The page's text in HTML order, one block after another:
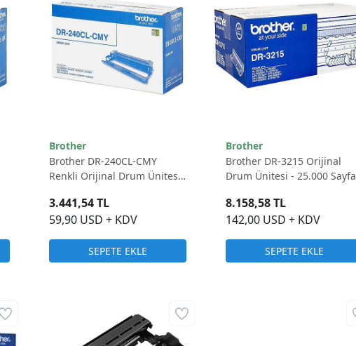
Brother
Brother DR-240CL-CMY
Renkli Orijinal Drum Ünitesi
59,90 USD + KDV
3.441,54 TL
SEPETE EKLE
Brother
Brother DR-3215 Orijinal
Drum Ünitesi - 25.000 Sayfa
142,00 USD + KDV
8.158,58 TL
SEPETE EKLE